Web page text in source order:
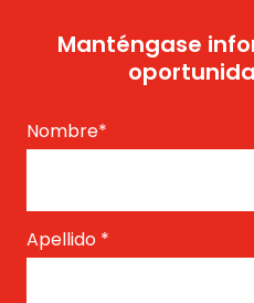
Manténgase
Nombre*
Apellido *